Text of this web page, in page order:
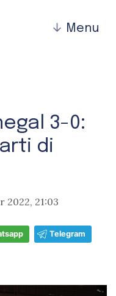
↓ Menu
3-0:
di
2022, 21:03
Telegram